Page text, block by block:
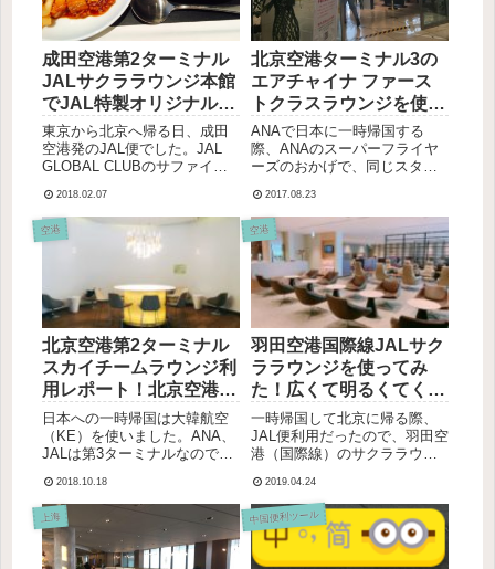
成田空港第2ターミナル
JALサクララウンジ本館
でJAL特製オリジナルビ
ーフカレー♪
東京から北京へ帰る日、成田
空港発のJAL便でした。JAL
GLOBAL CLUBのサファイア
ジが使えます♡同じお金を払
ってても、受けられるサービ
スが全然違う！！成田空港サ
クララウンジ（本館）成田空
2018.02.07
北京空港ターミナル3の
エアチャイナ ファース
トクラスラウンジを使っ
てみた。場所は？食事内
容は？Priority Pass使え
る？
ANAで日本に一時帰国する
際、ANAのスーパーフライヤ
ーズのおかげで、同じスター
CHINA(中国国際航空)のFIRST
CLASS LOUNGEに入れまし
た！どこにある？今回行った
のは北京空港のターミナル３
の...
2017.08.23
空港
北京空港第2ターミナル
スカイチームラウンジ利
用レポート！北京空港の
中では一番良いラウン
ジ！？
日本への一時帰国は大韓航空
（KE）を使いました。ANA、
JALは第3ターミナルなので、
韓航空はスカイチームなので
スカイチームのラウンジが使
えました♪我が家はデルタのア
メックスゴールドカードを作
ってゴールドメダリオ...
2018.10.18
空港
羽田空港国際線JALサク
ララウンジを使ってみ
た！広くて明るくてくつ
ろげる♪場所は？利用条
件は？
一時帰国して北京に帰る際、
JAL便利用だったので、羽田空
港（国際線）のサクララウン
めに空港に行って、登場時間
までのんびり快適に過ごせま
した。羽田空港国際線JALサク
ララウンジ羽田空港国際線JAL
サクララウンジ...
2019.04.24
上海 中国便利ツール